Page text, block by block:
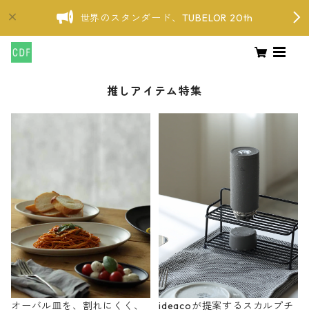
世界のスタンダード、TUBELOR 20th
推しアイテム特集
オーバル皿を、割れにくく、
ideacoが提案するスカルプチ